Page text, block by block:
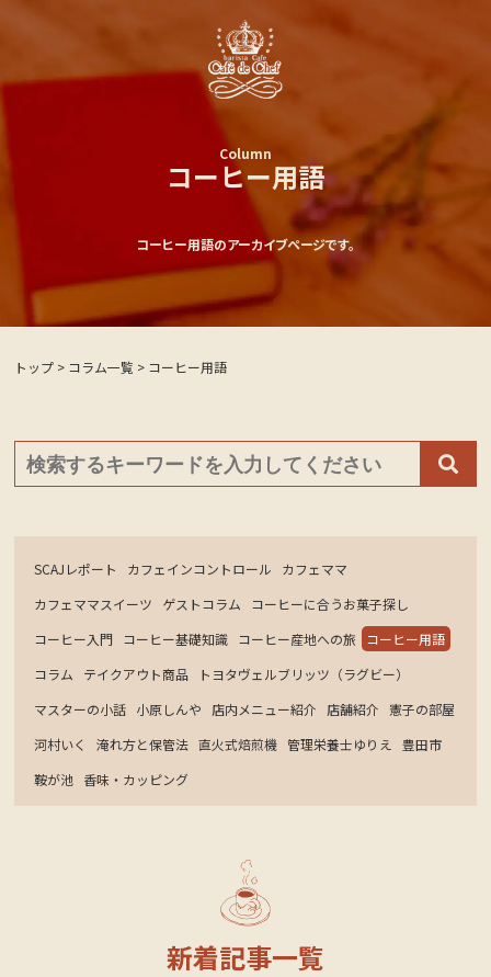
Column
コーヒー用語
コーヒー用語のアーカイブページです。
トップ > コラム一覧 > コーヒー用語
SCAJレポート カフェインコントロール
カフェママ
カフェママスイーツ
ゲストコラム
コーヒーに合うお菓子探し
コーヒー入門 コーヒー基礎知識 コーヒー産地への旅
コーヒー用語
コラム
テイクアウト商品
トヨタヴェルブリッツ（ラグビー）
マスターの小話 小原しんや 店内メニュー紹介 店舗紹介 憲子の部屋
河村いく
淹れ方と保管法 直火式焙煎機 管理栄養士ゆりえ
豊田市
鞍が池 香味・カッピング
新着記事一覧
定休日カレンダー